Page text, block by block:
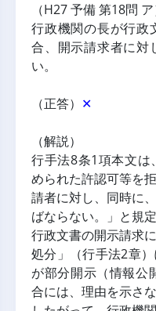
（H27 予備 第18問 ア
行政機関の長が行政
合、開示請求者に対
い。
（正答） ✕
（解説）
行手法8条1項本文は
められた許認可等を
請者に対し、同時に
ばならない。」と規定
行政文書の開示請求
処分」（行手法2章
が部分開示（情報公
合には、理由を示さ